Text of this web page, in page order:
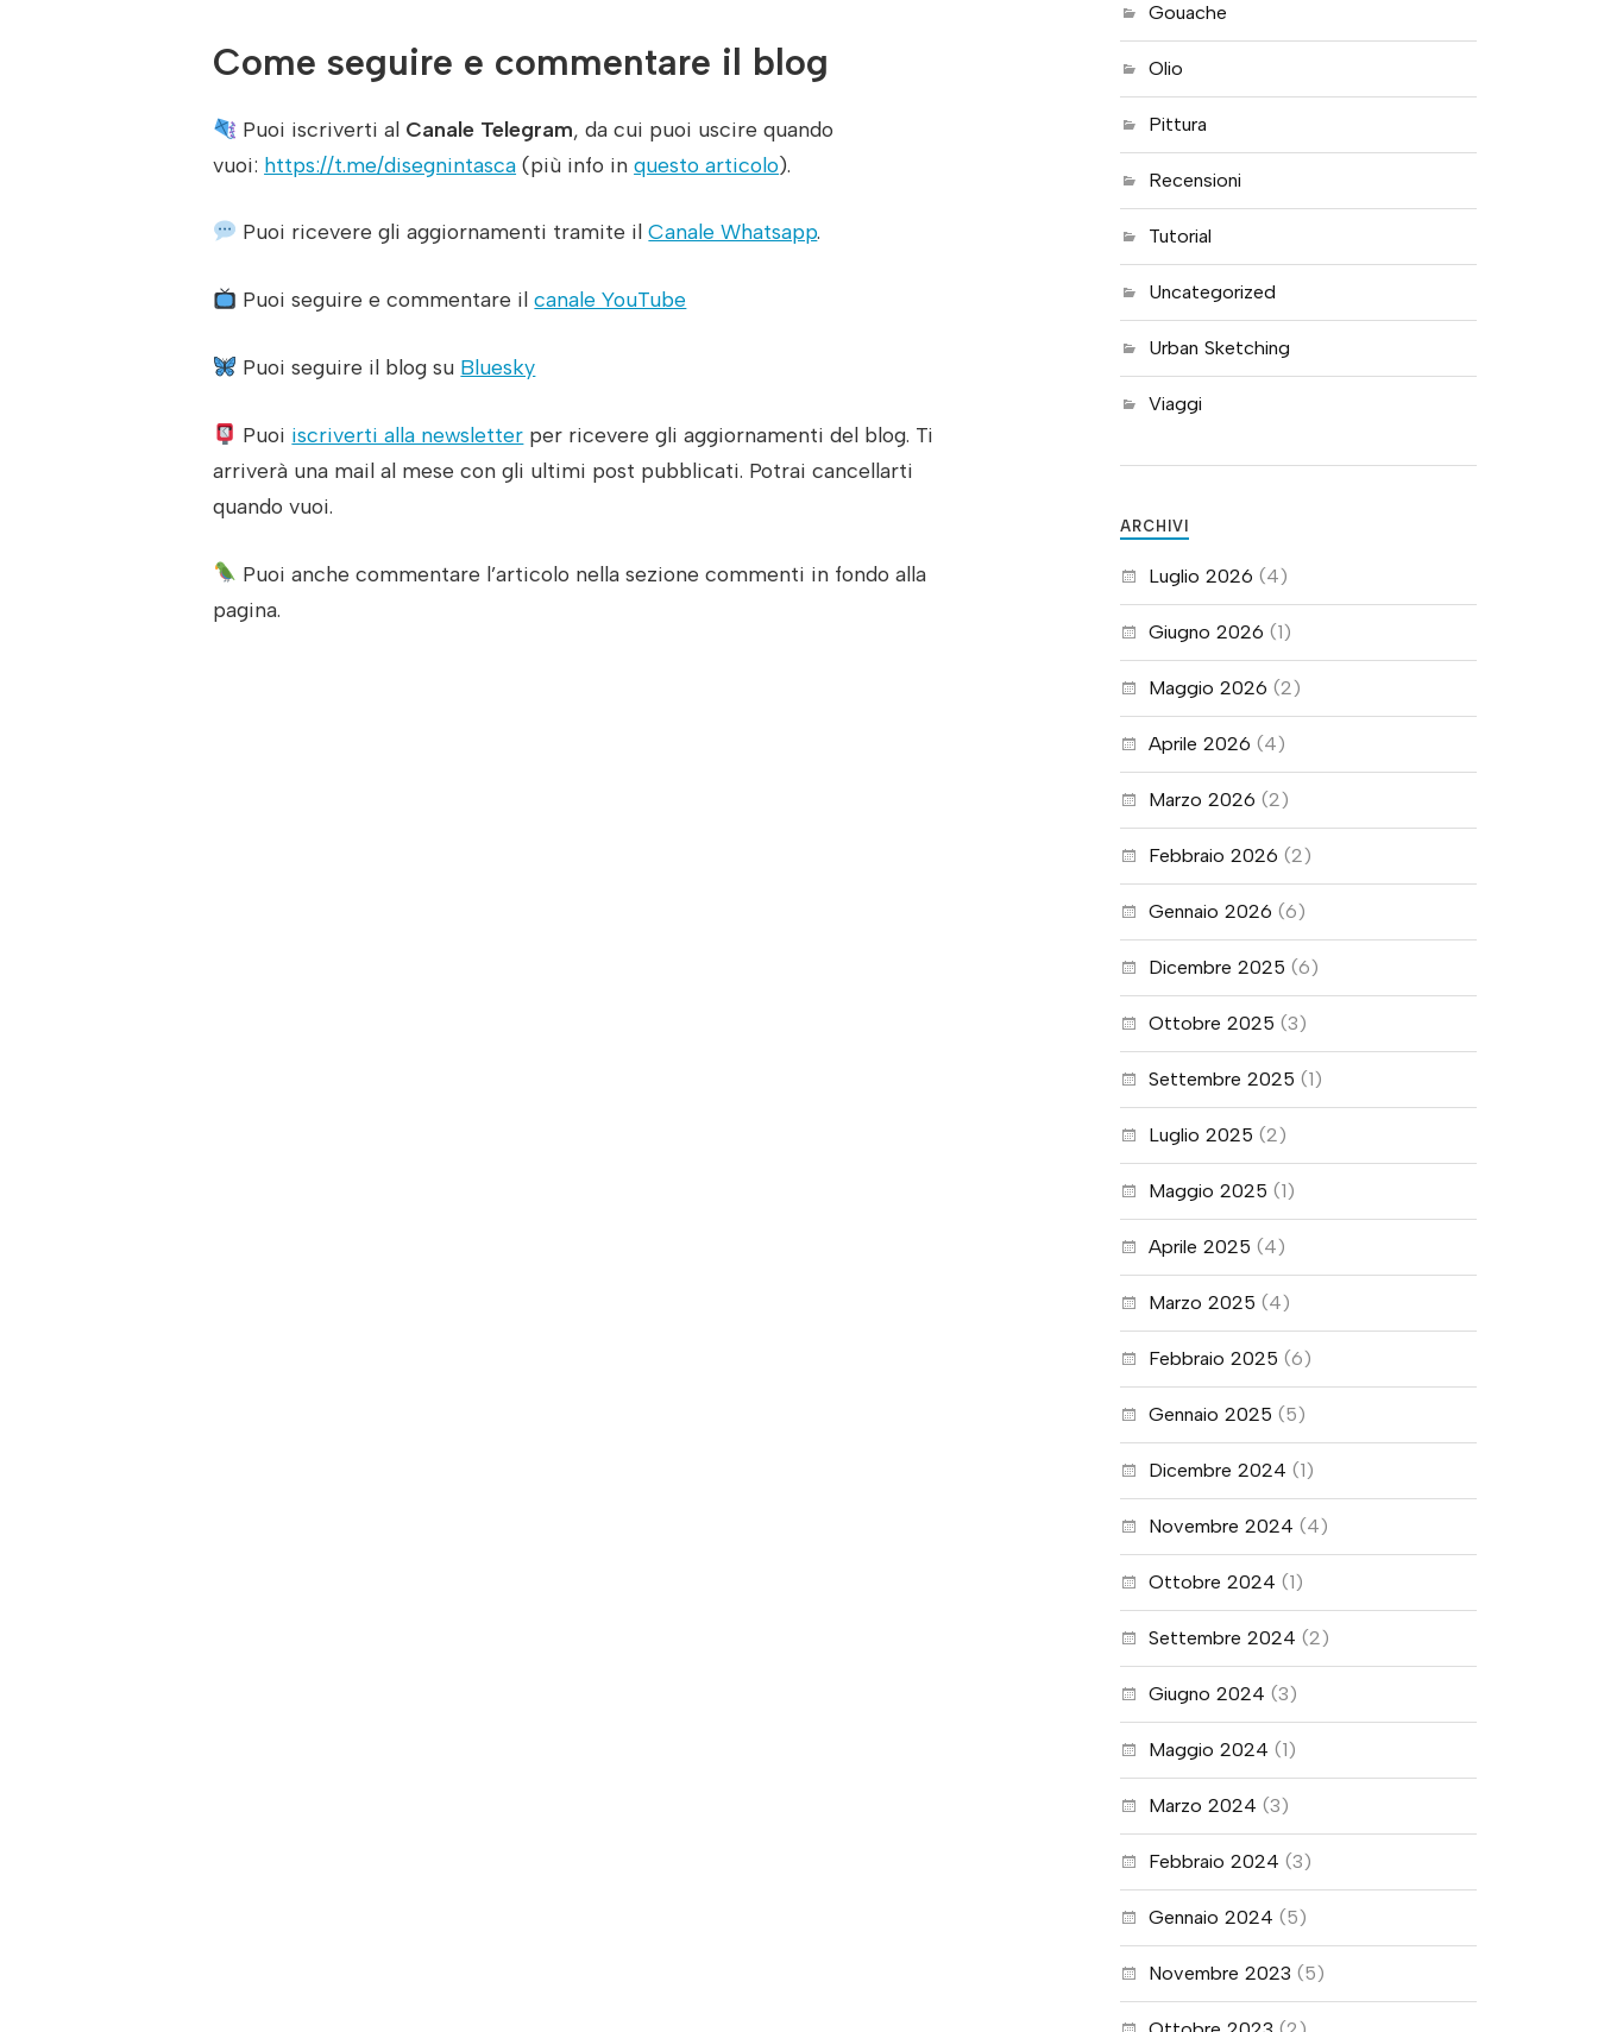
Come seguire e commentare il blog
Puoi iscriverti al Canale Telegram, da cui puoi uscire quando
vuoi: https://t.me/disegnintasca (più info inquesto articolo).
Puoi ricevere gli aggiornamenti tramite ilCanale Whatsapp.
Puoi seguire e commentare ilcanale YouTube
Puoi seguire il blog su Bluesky
Puoi iscriverti alla newsletter per ricevere gli aggiornamenti del blog. Ti
arriverà una mail al mese con gli ultimi post pubblicati. Potrai cancellarti
quando vuoi.
Puoi anche commentare l’articolo nella sezione commenti in fondo alla
pagina.
Gouache
Olio
Pittura
Recensioni
Tutorial
Uncategorized
Urban Sketching
Viaggi
ARCHIVI
Luglio 2026 (4)
Giugno 2026 (1)
Maggio 2026 (2)
Aprile 2026 (4)
Marzo 2026 (2)
Febbraio 2026 (2)
Gennaio 2026 (6)
Dicembre 2025 (6)
Ottobre 2025 (3)
Settembre 2025 (1)
Luglio 2025 (2)
Maggio 2025 (1)
Aprile 2025 (4)
Marzo 2025 (4)
Febbraio 2025 (6)
Gennaio 2025 (5)
Dicembre 2024 (1)
Novembre 2024 (4)
Ottobre 2024 (1)
Settembre 2024 (2)
Giugno 2024 (3)
Maggio 2024 (1)
Marzo 2024 (3)
Febbraio 2024 (3)
Gennaio 2024 (5)
Novembre 2023 (5)